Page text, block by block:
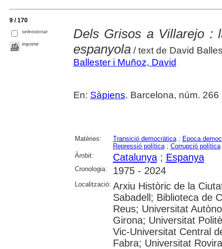
9 / 170
seleccionar
imprimir
Dels Grisos a Villarejo :
espanyola/ text de David
Ballester i Muñoz, David
En: Sàpiens. Barcelona, núm.
Matèries: Transició democràtica; Epoca
Repressió política; Corrupció política
Àmbit:
Catalunya; Espanya
Cronologia: 1975 - 2024
Localització: Arxiu Històric de la
Sabadell; Biblioteca de
Reus; Universitat
Girona; Universitat
Vic-Universitat Central
Fabra; Universitat